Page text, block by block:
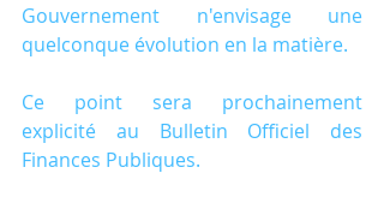
Gouvernement n'envisage une
quelconque évolution en la matière.
Ce point sera prochainement
explicité au Bulletin Officiel des
Finances Publiques.